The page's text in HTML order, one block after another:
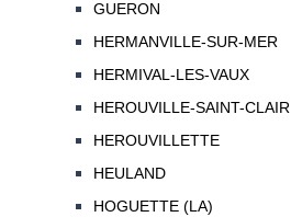
GUERON
HERMANVILLE-SUR-MER
HERMIVAL-LES-VAUX
HEROUVILLE-SAINT-CLAIR
HEROUVILLETTE
HEULAND
HOGUETTE (LA)